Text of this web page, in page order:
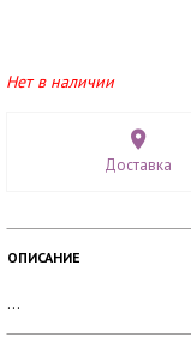
Нет в наличии
Доставка
ОПИСАНИЕ
...